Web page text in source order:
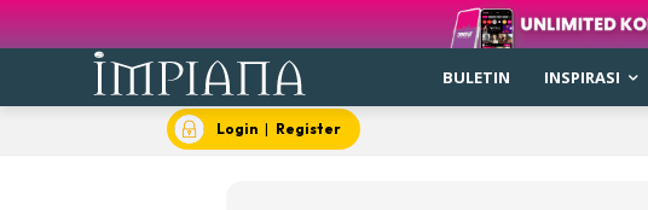
BULETIN INSPIRASI
Login | Register